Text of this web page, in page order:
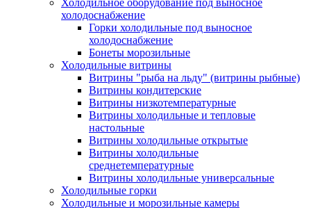
холодоснабжение
Горки холодильные под выносное
холодоснабжение
Бонеты морозильные
Холодильные витрины
Витрины "рыба на льду" (витрины рыбные)
Витрины кондитерские
Витрины низкотемпературные
Витрины холодильные и тепловые
настольные
Витрины холодильные открытые
Витрины холодильные
среднетемпературные
Витрины холодильные универсальные
Холодильные горки
Холодильные и морозильные камеры